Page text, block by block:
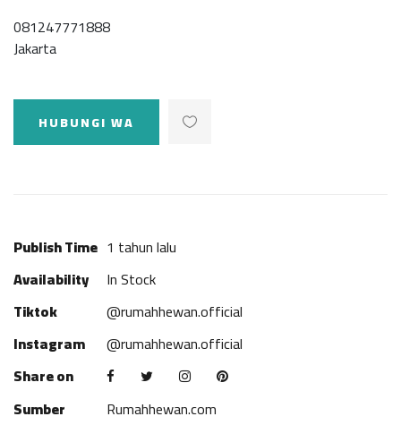
081247771888
Jakarta
HUBUNGI WA
Publish Time 1 tahun lalu
Availability
In Stock
Tiktok
@rumahhewan.official
Instagram
@rumahhewan.official
Share on
Sumber
Rumahhewan.com